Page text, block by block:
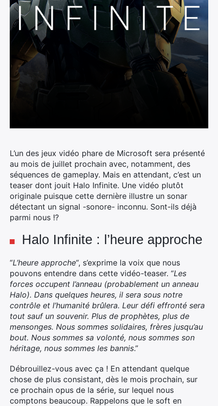
L’un des jeux vidéo phare de Microsoft sera présenté
au mois de juillet prochain avec, notamment, des
séquences de gameplay. Mais en attendant, c’est un
teaser dont jouit Halo Infinite. Une vidéo plutôt
originale puisque cette dernière illustre un sonar
détectant un signal -sonore- inconnu. Sont-ils déjà
parmi nous !?
Halo Infinite : l’heure approche
“L’heure approche“, s’exprime la voix que nous
pouvons entendre dans cette vidéo-teaser. “Les
forces occupent l’anneau (probablement un anneau
Halo). Dans quelques heures, il sera sous notre
contrôle et l’humanité brûlera. Leur défi effronté sera
tout sauf un souvenir. Plus de prophètes, plus de
mensonges. Nous sommes solidaires, frères jusqu’au
bout. Nous sommes sa volonté, nous sommes son
héritage, nous sommes les bannis.”
Débrouillez-vous avec ça ! En attendant quelque
chose de plus consistant, dès le mois prochain, sur
ce prochain opus de la série, sur lequel nous
comptons beaucoup. Rappelons que le soft en